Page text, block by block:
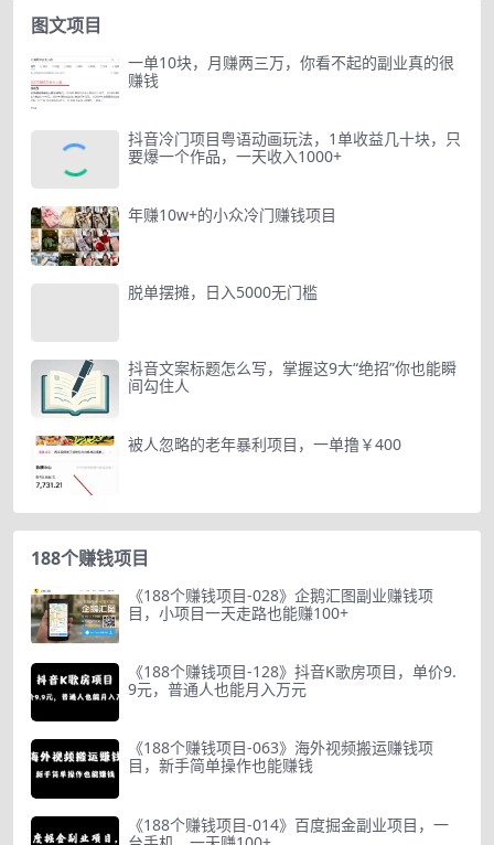
图文项目
一单10块，月赚两三万，你看不起的副业真的很
赚钱
抖音冷门项目粤语动画玩法，1单收益几十块，只
要爆一个作品，一天收入1000+
年赚10w+的小众冷门赚钱项目
脱单摆摊，日入5000无门槛
抖音文案标题怎么写，掌握这9大“绝招”你也能瞬
间勾住人
被人忽略的老年暴利项目，一单撸￥400
188个赚钱项目
《188个赚钱项目-028》企鹅汇图副业赚钱项
目，小项目一天走路也能赚100+
《188个赚钱项目-128》抖音K歌房项目，单价9.
9元，普通人也能月入万元
《188个赚钱项目-063》海外视频搬运赚钱项
目，新手简单操作也能赚钱
《188个赚钱项目-014》百度掘金副业项目，一